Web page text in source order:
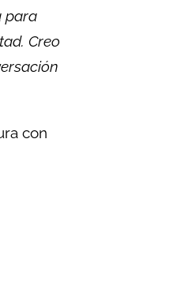
para
Creo
con